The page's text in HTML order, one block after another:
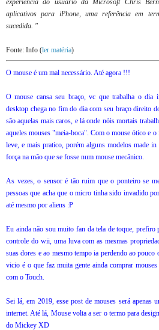
experiência do usuário da Microsoft Chris
aplicativos para iPhone, uma referência em
sucedida. "
Fonte: Info (ler matéria)
O mouse é um mal necessário. Até agora !!!
O mouse cansa seu braço, vc que trabalha o dia
desktop chega no fim do dia com seu braço direito
são aquelas mais caros, e lá onde nóis mortais
aqueles mouses "meia-boca". Com o mouse ótico e
leve, e mais pratico, porém alguns modelos made
força na mão que se fosse num mouse mecânico.
As vezes, o sensor é tão ruim que o ponteiro se
pessoas que acha que o micro tinha sido invadido
até mesmo por aliens :P
Eu ainda não sou muito fan da tela de toque, prefiro
controle do wii, uma luva com as mesmas
suas dores e ao mesmo tempo ia perdendo ao
vicio é o que faz muita gente ainda comprar
com o Touch.
Sei lá, em 2019, esse post de mouses será apenas
internet. Até lá, Mouse volta a ser o termo para
do Mickey XD